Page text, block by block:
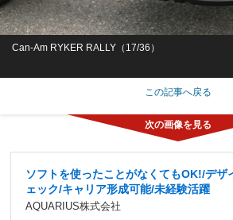
Can-Am RYKER RALLY（17/36）
この記事へ戻る
ソフトを使ったことがなくてもOK!/デザ
ェック/キャリア形成可能/未経験活躍
AQUARIUS株式会社